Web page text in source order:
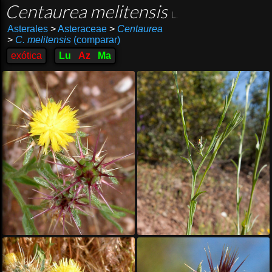
Centaurea melitensis
Asterales >Asteraceae > Centaurea
> C. melitensis(comparar)
exótica
Lu Az Ma